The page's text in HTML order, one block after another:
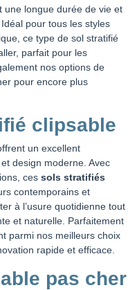
une longue durée de vie et
pour tous les styles
ce type de sol stratifié
parfait pour les
nos options de
pour encore plus
clipsable
un excellent
design moderne. Avec
ces sols stratifiés
contemporains et
à l’usure quotidienne tout
et naturelle. Parfaitement
parmi nos meilleurs choix
rapide et efficace.
pas cher